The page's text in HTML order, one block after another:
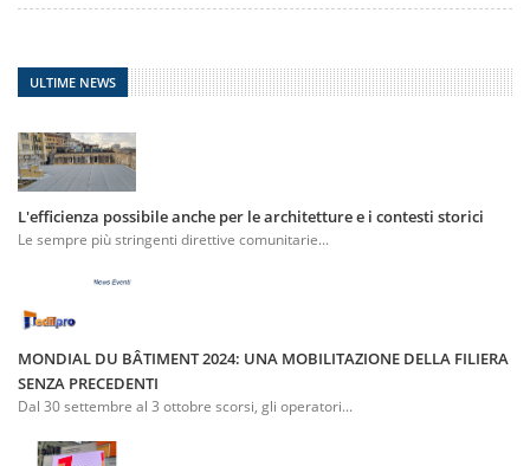
ULTIME NEWS
L'efficienza possibile anche per le architetture e i contesti storici
Le sempre più stringenti direttive comunitarie...
MONDIAL DU BÂTIMENT 2024: UNA MOBILITAZIONE DELLA FILIERA
SENZA PRECEDENTI
Dal 30 settembre al 3 ottobre scorsi, gli operatori...